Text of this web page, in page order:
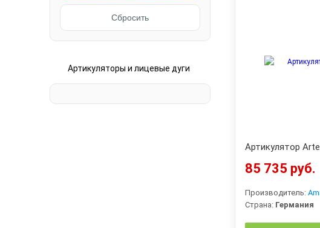
Артикулятор
85 735 руб.
Производитель:
Страна: Германия
Сбросить
Артикуляторы и лицевые дуги